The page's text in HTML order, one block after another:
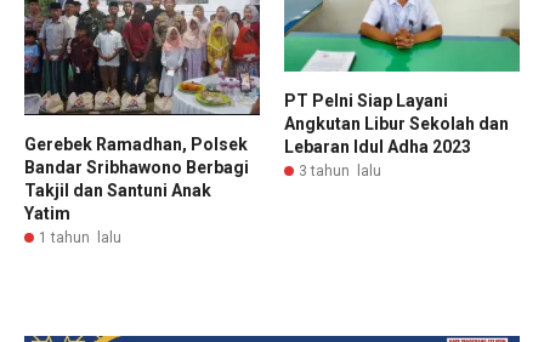
Gerebek Ramadhan, Polsek
Bandar Sribhawono Berbagi
Takjil dan Santuni Anak
Yatim
1 tahun lalu
PT Pelni Siap Layani
Angkutan Libur Sekolah dan
Lebaran Idul Adha 2023
3 tahun lalu